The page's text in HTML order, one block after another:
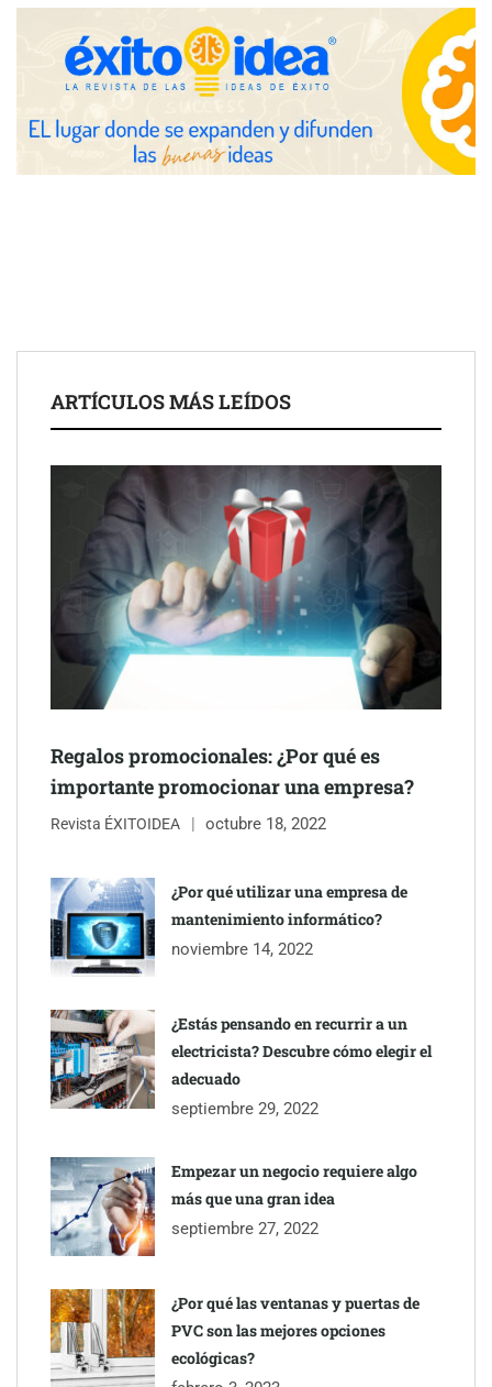
Servimudanzas supera las 3.000 reseñas con 4,8 estrellas en
Jumpstart: EE.UU. redefine la movilidad profesional con
medidas que impactan a empresas y talento
todo su catálogo de perfumes de equivalencia
ARTÍCULOS MÁS LEÍDOS
Regalos promocionales: ¿Por qué es
importante promocionar una empresa?
Revista ÉXITOIDEA octubre 18, 2022
¿Por qué utilizar una empresa de
mantenimiento informático?
noviembre 14, 2022
¿Estás pensando en recurrir a un
electricista? Descubre cómo elegir el
adecuado
septiembre 29, 2022
Empezar un negocio requiere algo
más que una gran idea
septiembre 27, 2022
¿Por qué las ventanas y puertas de
PVC son las mejores opciones
ecológicas?